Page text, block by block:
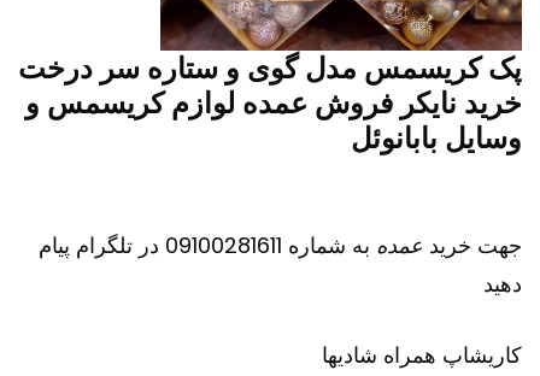
پک کریسمس مدل گوی و ستاره سر درخت
خرید نایکر فروش عمده لوازم کریسمس و
وسایل بابانوئل
جهت خرید عمده
به شماره 09100281611 در تلگرام پیام
دهید
کاریشاپ همراه شادیها